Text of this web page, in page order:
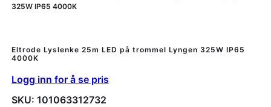
325W IP65 4000K
Eltrode Lyslenke 25m LED på trommel Lyngen 325W IP65
4000K
Logg inn for å se pris
SKU: 101063312732